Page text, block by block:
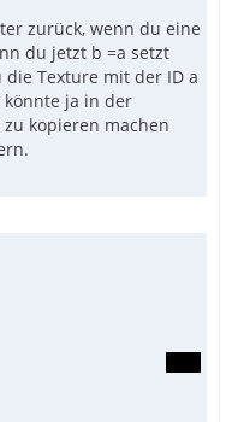
zurück, wenn du eine
du jetzt b =a setzt
Texture mit der ID a
ja in der
kopieren machen